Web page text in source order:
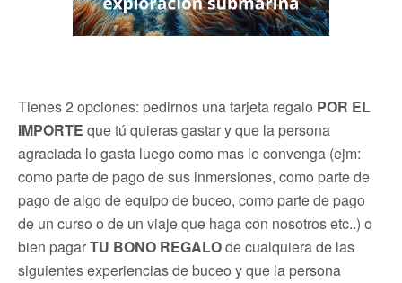
Tienes 2 opciones: pedirnos una tarjeta regalo POR EL
IMPORTE que tú quieras gastar y que la persona
agraciada lo gasta luego como mas le convenga (ejm:
como parte de pago de sus inmersiones, como parte de
pago de algo de equipo de buceo, como parte de pago
de un curso o de un viaje que haga con nosotros etc..) o
bien pagarTU BONO REGALOde cualquiera de las
siguientes experiencias de buceo y que la persona